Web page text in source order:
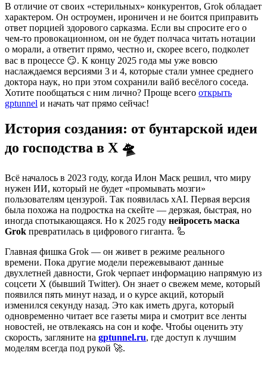
В отличие от своих «стерильных» конкурентов, Grok обладает
характером. Он остроумен, ироничен и не боится приправить
ответ порцией здорового сарказма. Если вы спросите его о
чем-то провокационном, он не будет полчаса читать нотации
о морали, а ответит прямо, честно и, скорее всего, подколет
вас в процессе 😏. К концу 2025 года мы уже вовсю
наслаждаемся версиями 3 и 4, которые стали умнее среднего
доктора наук, но при этом сохранили вайб весёлого соседа.
Хотите пообщаться с ним лично? Проще всего открыть
gptunnel и начать чат прямо сейчас!
История создания: от бунтарской идеи
до господства в X 🛸
Всё началось в 2023 году, когда Илон Маск решил, что миру
нужен ИИ, который не будет «промывать мозги»
пользователям цензурой. Так появилась xAI. Первая версия
была похожа на подростка на скейте — дерзкая, быстрая, но
иногда спотыкающаяся. Но к 2025 году нейросеть маска
Grok превратилась в цифрового гиганта. 🦾
Главная фишка Grok — он живет в режиме реального
времени. Пока другие модели пережевывают данные
двухлетней давности, Grok черпает информацию напрямую из
соцсети X (бывший Twitter). Он знает о свежем меме, который
появился пять минут назад, и о курсе акций, который
изменился секунду назад. Это как иметь друга, который
одновременно читает все газеты мира и смотрит все ленты
новостей, не отвлекаясь на сон и кофе. Чтобы оценить эту
скорость, загляните на gptunnel.ru, где доступ к лучшим
моделям всегда под рукой 🚀.